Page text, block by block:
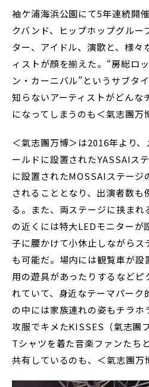
袖ケ浦海浜公園にて5年連続開
クバンド、ヒップホップグルー
ター、アイドル、演歌と、様々
ィストが顔を揃えた。“房総ロ
ン・カーニバル”というサブタ
知らないアーティストがどんな
になってしまうのも＜氣志團万
＜氣志團万博＞は2016年より
ールドに設置されたYASSAIス
に設置されたMOSSAIステージ
されることとなり、出演者数も
る。また、両ステージに挟まれ
の近くには特大LEDモニターが
子に腰かけて小休止しながらス
も可能だ。場内には観覧車が設
用の遊具があったりするなどピ
れていて、身近なテーマパーク
の中には家族連れの姿もチラホ
攻服でキメたKISSES（氣志團
Tシャツを着た音楽ファンたち
共有しているのも、＜氣志團万